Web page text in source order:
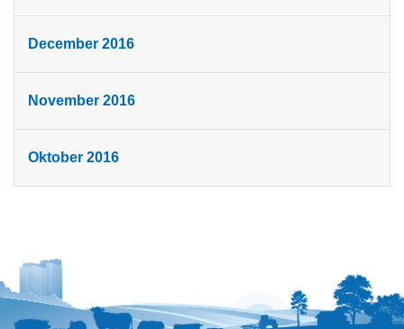
December 2016
November 2016
Oktober 2016